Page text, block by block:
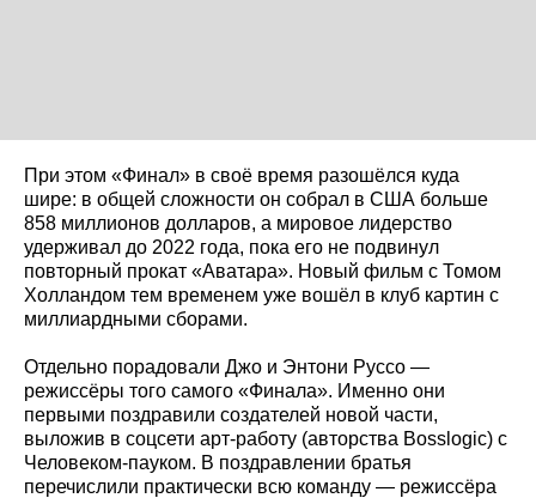
При этом «Финал» в своё время разошёлся куда
шире: в общей сложности он собрал в США больше
858 миллионов долларов, а мировое лидерство
удерживал до 2022 года, пока его не подвинул
повторный прокат «Аватара». Новый фильм с Томом
Холландом тем временем уже вошёл в клуб картин с
миллиардными сборами.
Отдельно порадовали Джо и Энтони Руссо —
режиссёры того самого «Финала». Именно они
первыми поздравили создателей новой части,
выложив в соцсети арт-работу (авторства Bosslogic) с
Человеком-пауком. В поздравлении братья
перечислили практически всю команду — режиссёра